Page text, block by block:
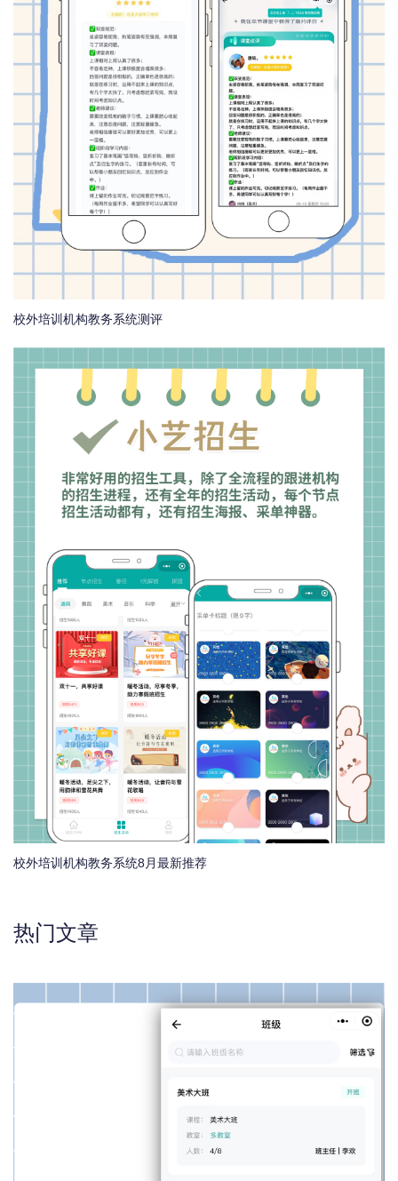
校外培训机构教务系统测评
校外培训机构教务系统8月最新推荐
热门文章